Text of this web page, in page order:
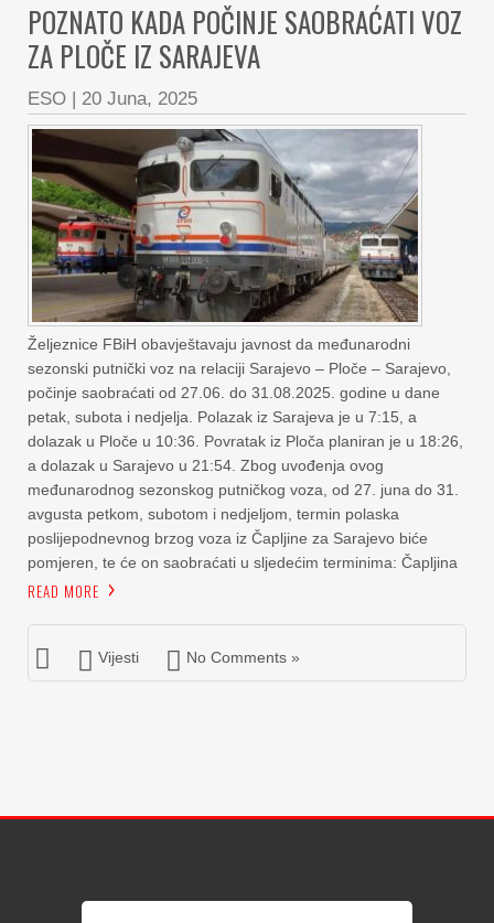
POZNATO KADA POČINJE SAOBRAĆATI VOZ
ZA PLOČE IZ SARAJEVA
ESO | 20 Juna, 2025
Željeznice FBiH obavještavaju javnost da međunarodni
sezonski putnički voz na relaciji Sarajevo – Ploče – Sarajevo,
počinje saobraćati od 27.06. do 31.08.2025. godine u dane
petak, subota i nedjelja. Polazak iz Sarajeva je u 7:15, a
dolazak u Ploče u 10:36. Povratak iz Ploča planiran je u 18:26,
a dolazak u Sarajevo u 21:54. Zbog uvođenja ovog
međunarodnog sezonskog putničkog voza, od 27. juna do 31.
avgusta petkom, subotom i nedjeljom, termin polaska
poslijepodnevnog brzog voza iz Čapljine za Sarajevo biće
pomjeren, te će on saobraćati u sljedećim terminima: Čapljina
READ MORE
Vijesti No Comments »